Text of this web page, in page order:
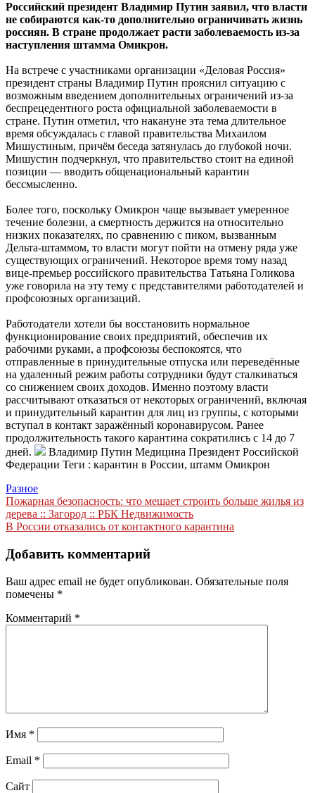
Российский президент Владимир Путин заявил, что власти
не собираются как-то дополнительно ограничивать жизнь
россиян. В стране продолжает расти заболеваемость из-за
наступления штамма Омикрон.
На встрече с участниками организации «Деловая Россия»
президент страны Владимир Путин прояснил ситуацию с
возможным введением дополнительных ограничений из-за
беспрецедентного роста официальной заболеваемости в
стране. Путин отметил, что накануне эта тема длительное
время обсуждалась с главой правительства Михаилом
Мишустиным, причём беседа затянулась до глубокой ночи.
Мишустин подчеркнул, что правительство стоит на единой
позиции — вводить общенациональный карантин
бессмысленно.
Более того, поскольку Омикрон чаще вызывает умеренное
течение болезни, а смертность держится на относительно
низких показателях, по сравнению с пиком, вызванным
Дельта-штаммом, то власти могут пойти на отмену ряда уже
существующих ограничений. Некоторое время тому назад
вице-премьер российского правительства Татьяна Голикова
уже говорила на эту тему с представителями работодателей и
профсоюзных организаций.
Работодатели хотели бы восстановить нормальное
функционирование своих предприятий, обеспечив их
рабочими руками, а профсоюзы беспокоятся, что
отправленные в принудительные отпуска или переведённые
на удаленный режим работы сотрудники будут сталкиваться
со снижением своих доходов. Именно поэтому власти
рассчитывают отказаться от некоторых ограничений, включая
и принудительный карантин для лиц из группы, с которыми
вступал в контакт заражённый коронавирусом. Ранее
продолжительность такого карантина сократились с 14 до 7
дней.
Владимир Путин Медицина Президент Российской
Федерации Теги : карантин в России, штамм Омикрон
Разное
Навигация
по
Пожарная безопасность: что мешает строить больше жилья из
дерева :: Загород :: РБК Недвижимость
В России отказались от контактного карантина
Добавить комментарий
Ваш адрес email не будет опубликован. Обязательные поля
помечены *
Комментарий *
Имя *
Email *
Сайт